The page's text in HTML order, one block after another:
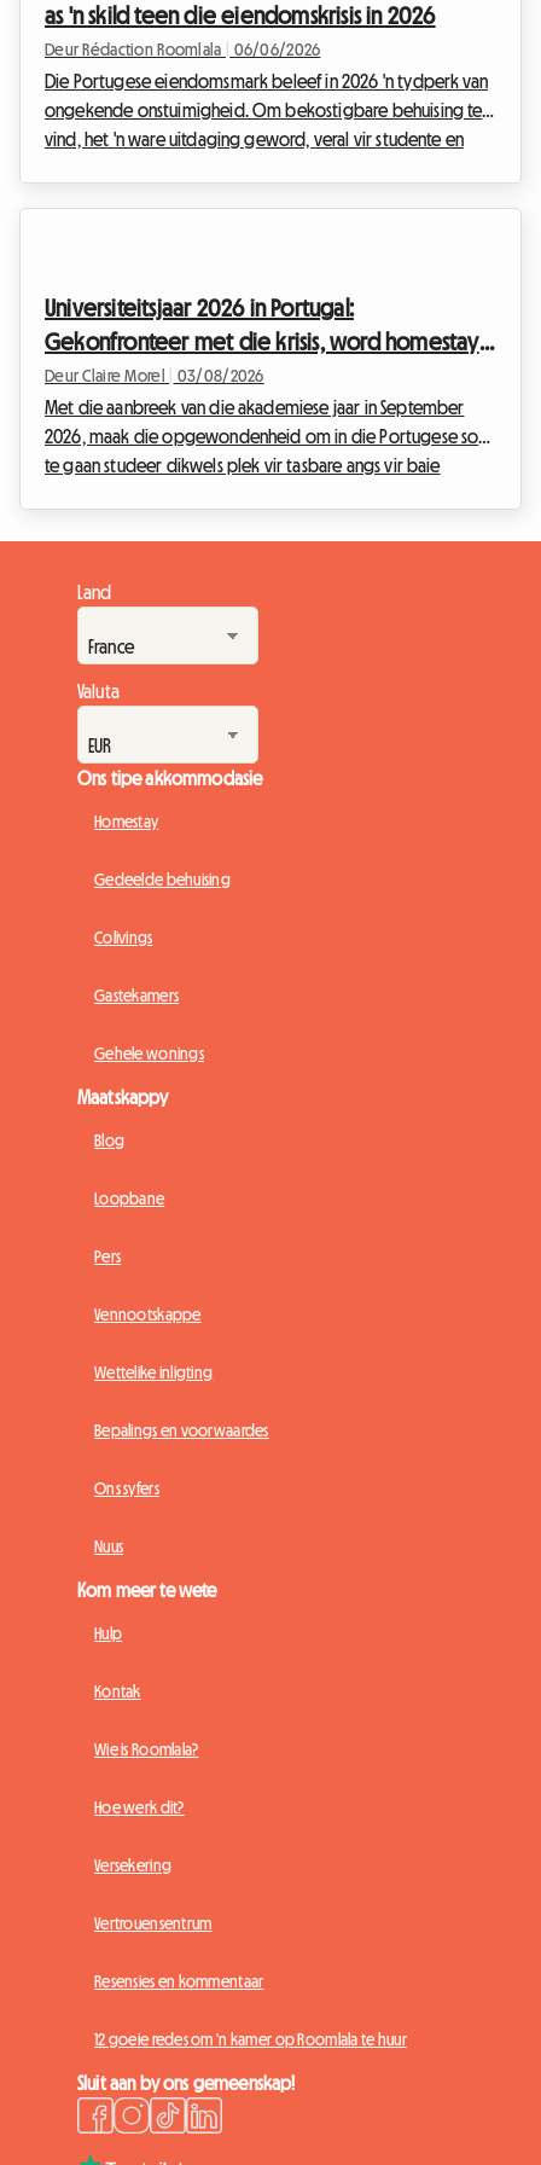
as 'n skild teen die eiendomskrisis in 2026
Deur Rédaction Roomlala 06/06/2026
Die Portugese eiendomsmark beleef in 2026 'n tydperk van
ongekende onstuimigheid. Om bekostigbare behuising te
vind, het 'n ware uitdaging geword, veral vir studente en
net ekonomiese alternatiewe nie: dit het ...
Universiteitsjaar 2026 in Portugal:
Gekonfronteer met die krisis, word homestay
die voorkeuropsie
Deur Claire Morel 03/08/2026
Met die aanbreek van die akademiese jaar in September
2026, maak die opgewondenheid om in die Portugese son
te gaan studeer dikwels plek vir tasbare angs vir baie
jongmense, maar die infrastruktuur sukkel om by te hou. By
Roomlala ondersteun ons elke jaar duisende studente met
hul mobiliteit, en ons merk op dat die soektog na 'n dak...
Land
Valuta
Ons tipe akkommodasie
Homestay
Gedeelde behuising
Colivings
Gastekamers
Gehele wonings
Maatskappy
Blog
Loopbane
Pers
Vennootskappe
Wettelike inligting
Bepalings en voorwaardes
Ons syfers
Nuus
Kom meer te wete
Hulp
Kontak
Wie is Roomlala?
Hoe werk dit?
Versekering
Vertrouensentrum
Resensies en kommentaar
12 goeie redes om 'n kamer op Roomlala te huur
Sluit aan by ons gemeenskap!